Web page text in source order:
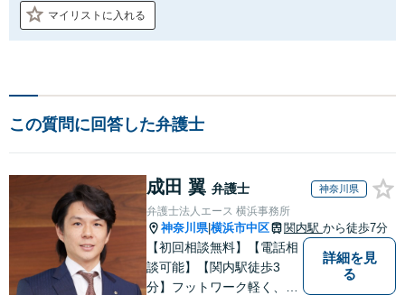
マイリストに入れる
この質問に回答した弁護士
成田 翼 弁護士 神奈川県
弁護士法人エース 横浜事務所
神奈川県|横浜市中区 関内駅 から徒歩7分
【初回相談無料】【電話相
談可能】【関内駅徒歩3
分】フットワーク軽く、困
詳細を見
る